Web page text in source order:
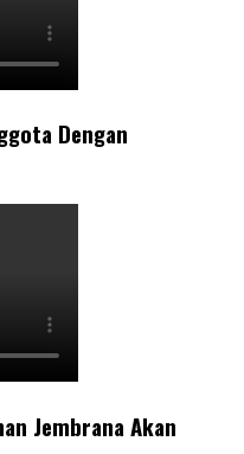
Dengan
Jembrana Akan